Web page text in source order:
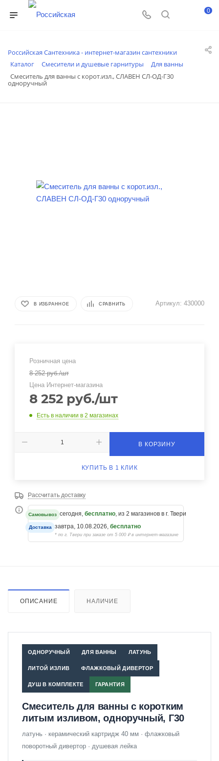
0
Российская Сантехника - интернет-магазин сантехники
Каталог
Смесители и душевые гарнитуры
Для ванны
Смеситель для ванны с корот.изл., СЛАВЕН СЛ-ОД-Г30
одноручный
В ИЗБРАННОЕ СРАВНИТЬ Артикул: 430000
Розничная цена
8 252руб./шт
Цена Интернет-магазина
8 252 руб./шт
Есть в наличии в 2 магазинах
В КОРЗИНУ
КУПИТЬ В 1 КЛИК
Рассчитать доставку
Самовывоз сегодня, бесплатно , из 2 магазинов в г. Твери
Доставка завтра, 10.08.2026, бесплатно
* по г. Твери при заказе от 5 000 ₽ в интернет-магазине
ОПИСАНИЕ НАЛИЧИЕ
ОДНОРУЧНЫЙ ДЛЯ ВАННЫ ЛАТУНЬ
ЛИТОЙ ИЗЛИВ ФЛАЖКОВЫЙ ДИВЕРТОР
ДУШ В КОМПЛЕКТЕ ГАРАНТИЯ
Смеситель для ванны с коротким
литым изливом, одноручный, Г30
латунь · керамический картридж 40 мм · флажковый
поворотный дивертор · душевая лейка